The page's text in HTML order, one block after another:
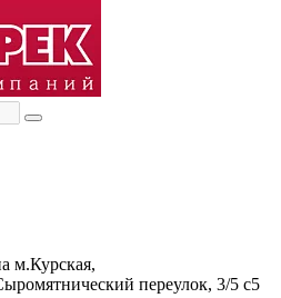
м.Курская,
переулок, 3/5 с5